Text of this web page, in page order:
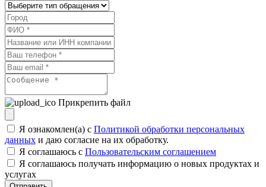
Прикрепить файл
Я ознакомлен(а) с Политикой обработки персональных
данных и даю согласие на их обработку.
Я соглашаюсь c Пользовательским соглашением
Я соглашаюсь получать информацию о новых продуктах и
услугах